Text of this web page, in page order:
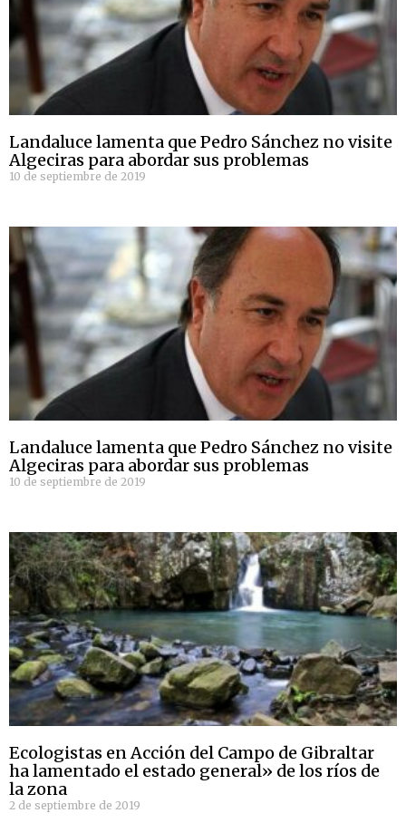
Landaluce lamenta que Pedro Sánchez no visite
Algeciras para abordar sus problemas
10 de septiembre de 2019
Landaluce lamenta que Pedro Sánchez no visite
Algeciras para abordar sus problemas
10 de septiembre de 2019
Ecologistas en Acción del Campo de Gibraltar
ha lamentado el estado general» de los ríos de
la zona
2 de septiembre de 2019